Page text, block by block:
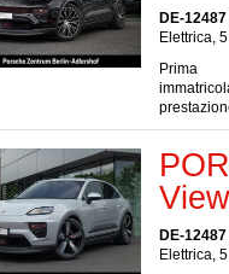
DE-
Elettrica,
Prima
DE-
Elettrica,